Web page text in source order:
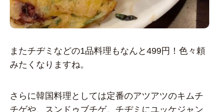
またチヂミなどの1品料理もなんと499円！色々頼
みたくなりますね。
さらに韓国料理としては定番のアツアツのキムチ
チゲや、スンドゥブチゲ、チヂミにユッケジャン